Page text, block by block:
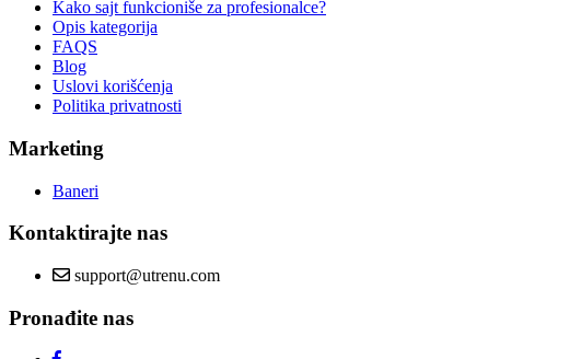
Kako sajt funkcioniše za profesionalce?
Opis kategorija
FAQS
Blog
Uslovi korišćenja
Politika privatnosti
Marketing
Baneri
Kontaktirajte nas
support@utrenu.com
Pronađite nas